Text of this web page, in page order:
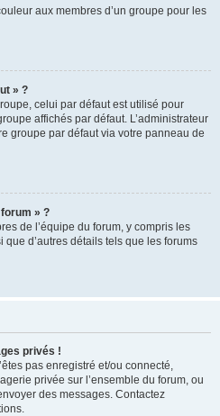
aux membres d’un groupe pour les
» ?
celui par défaut est utilisé pour
affichés par défaut. L’administrateur
groupe par défaut via votre panneau de
forum » ?
de l’équipe du forum, y compris les
d’autres détails tels que les forums
privés !
pas enregistré et/ou connecté,
privée sur l’ensemble du forum, ou
des messages. Contactez